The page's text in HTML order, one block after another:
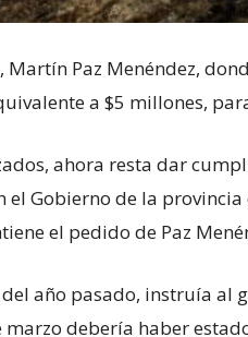
Martín Paz Menéndez,
a $5 millones,
ahora resta dar
Gobierno de la provincia
el pedido de Paz
año pasado, instruía al
debería haber